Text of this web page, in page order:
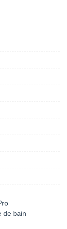
de bain